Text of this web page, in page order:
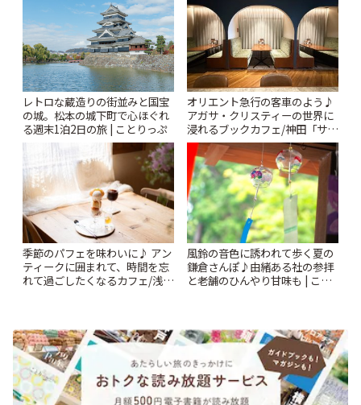
レトロな蔵造りの街並みと国宝
の城。松本の城下町で心ほぐれ
る週末1泊2日の旅 | ことりっぷ
オリエント急行の客車のよう♪
アガサ・クリスティーの世界に
浸れるブックカフェ/神田「サロ
ンクリスティ」 | ことりっぷ
季節のパフェを味わいに♪ アン
ティークに囲まれて、時間を忘
れて過ごしたくなるカフェ/浅草
風鈴の音色に誘われて歩く夏の
鎌倉さんぽ♪由緒ある社の参拝
と老舗のひんやり甘味も | こと